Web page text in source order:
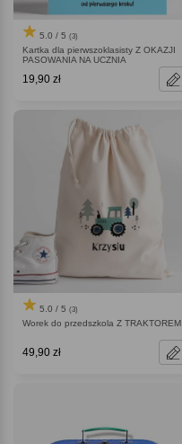
5.0 / 5 (3)
Kartka dla pierwszoklasisty Z OKAZJI
PASOWANIA NA UCZNIA
19,90 zł
5.0 / 5 (3)
Worek do przedszkola Z TRAKTOREM
49,90 zł